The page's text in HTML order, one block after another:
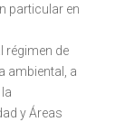
particular en
régimen de
ambiental, a
y Áreas